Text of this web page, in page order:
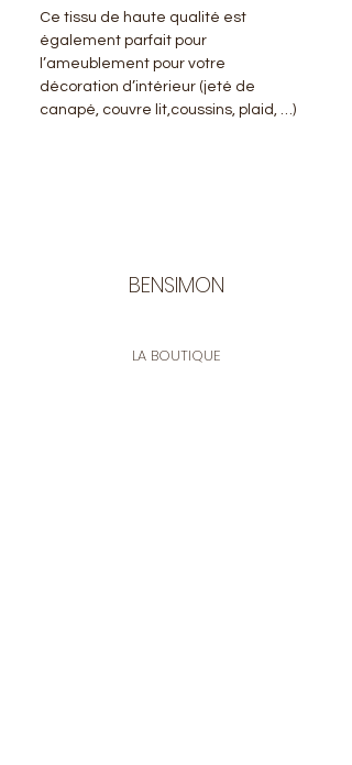
Ce tissu de haute qualité est
également parfait pour
l’ameublement pour votre
décoration d’intérieur (jeté de
canapé, couvre lit,coussins, plaid, …)
BENSIMON
LA BOUTIQUE